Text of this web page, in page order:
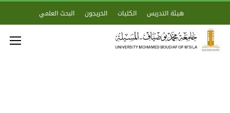
هيئة التدريس الكليات الخريجون البحث العلمي